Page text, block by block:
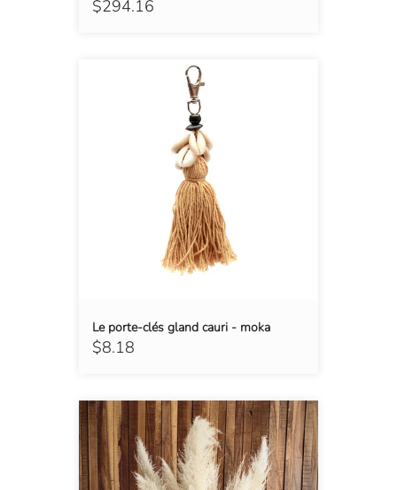
$294.16
$8.18
Le porte-clés gland cauri - moka